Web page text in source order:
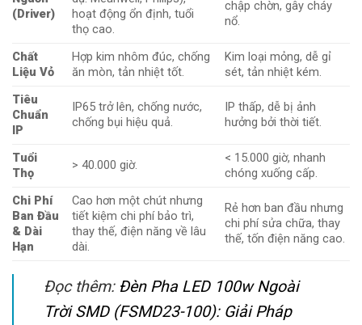
(Driver)
hoạt động ổn định, tuổi
thọ cao.
chập chờn, gây cháy
nổ.
Chất
Liệu Vỏ
Hợp kim nhôm đúc, chống
ăn mòn, tản nhiệt tốt.
Kim loại mỏng, dễ gỉ
sét, tản nhiệt kém.
Tiêu
Chuẩn
IP
IP65 trở lên, chống nước,
chống bụi hiệu quả.
IP thấp, dễ bị ảnh
hưởng bởi thời tiết.
Tuổi
Thọ
> 40.000 giờ.
< 15.000 giờ, nhanh
chóng xuống cấp.
Chi Phí
Ban Đầu
& Dài
Hạn
Cao hơn một chút nhưng
tiết kiệm chi phí bảo trì,
thay thế, điện năng về lâu
dài.
Rẻ hơn ban đầu nhưng
chi phí sửa chữa, thay
thế, tốn điện năng cao.
Đọc thêm: Đèn Pha LED 100w Ngoài
Trời SMD (FSMD23-100): Giải Pháp